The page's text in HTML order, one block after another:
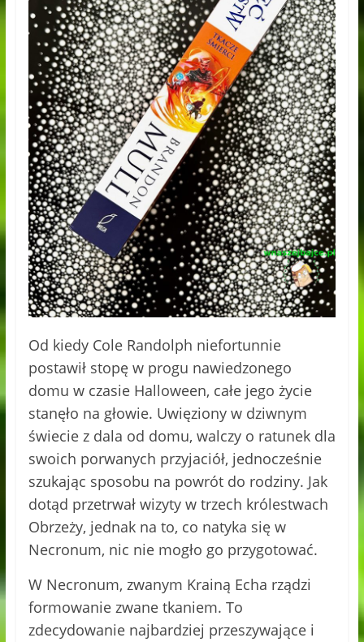
Od kiedy Cole Randolph niefortunnie
postawił stopę w progu nawiedzonego
domu w czasie Halloween, całe jego życie
stanęło na głowie. Uwięziony w dziwnym
świecie z dala od domu, walczy o ratunek dla
swoich porwanych przyjaciół, jednocześnie
szukając sposobu na powrót do rodziny. Jak
dotąd przetrwał wizyty w trzech królestwach
Obrzeży, jednak na to, co natyka się w
Necronum, nic nie mogło go przygotować.
W Necronum, zwanym Krainą Echa rządzi
formowanie zwane tkaniem. To
zdecydowanie najbardziej przeszywające i